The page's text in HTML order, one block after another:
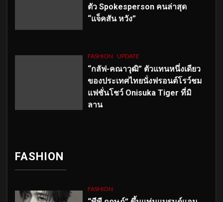
ตัว Spokesperson คนล่าสุด
“แจ็คสัน หวัง”
FASHION UPDATE
“กลัฟ-คณาวุฒิ” ตัวแทนหนึ่งเดียว
ของประเทศไทยนั่งฟรอนต์โรว์ชม
แฟชั่นโชว์ Onisuka Tiger ที่มิ
ลาน
FASHION
FASHION